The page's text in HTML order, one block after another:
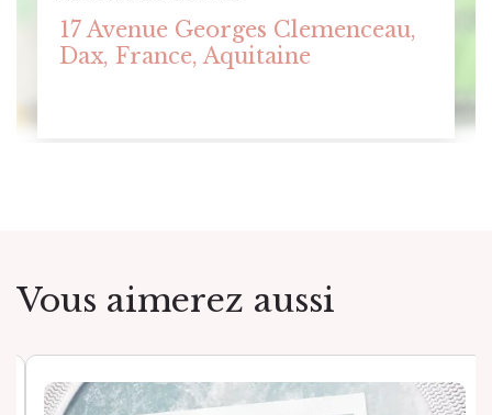
CARTE
17 Avenue Georges Clemenceau,
Dax, France, Aquitaine
Vous aimerez aussi